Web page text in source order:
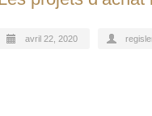
avril 22, 2020